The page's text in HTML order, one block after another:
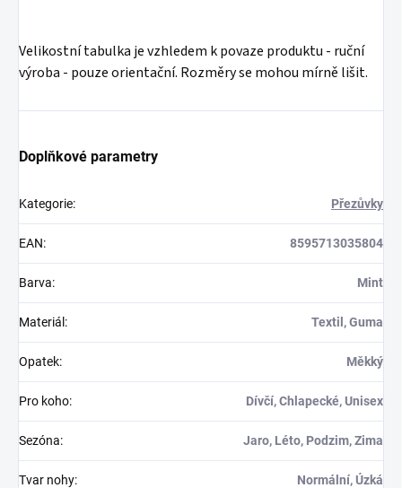
Velikostní tabulka je vzhledem k povaze produktu - ruční
výroba - pouze orientační. Rozměry se mohou mírně lišit.
Doplňkové parametry
Kategorie: Přezůvky
EAN: 8595713035804
Barva: Mint
Materiál : Textil, Guma
Opatek: Měkký
Pro koho: Dívčí, Chlapecké, Unisex
Sezóna: Jaro, Léto, Podzim, Zima
Tvar nohy: Normální, Úzká